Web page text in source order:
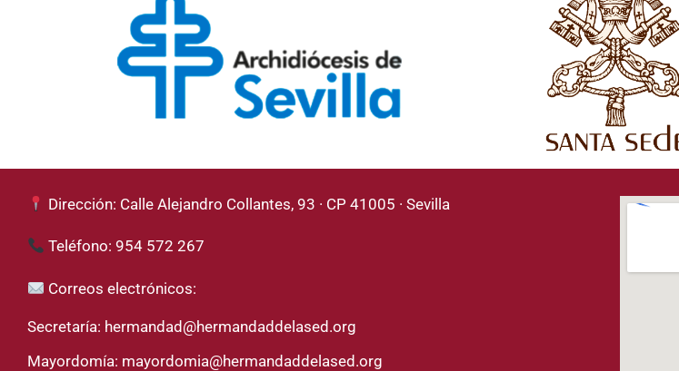
Dirección: Calle Alejandro Collantes, 93 · CP 41005 · Sevilla
Teléfono: 954 572 267
Correos electrónicos:
Secretaría: hermandad@hermandaddelased.org
Mayordomía: mayordomia@hermandaddelased.org